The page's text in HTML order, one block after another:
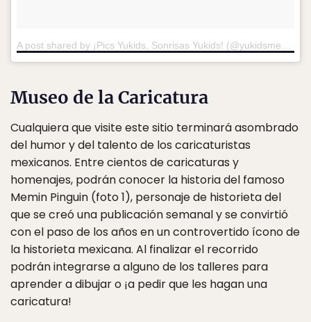
Museo de la Caricatura
Cualquiera que visite este sitio terminará asombrado
del humor y del talento de los caricaturistas
mexicanos. Entre cientos de caricaturas y
homenajes, podrán conocer la historia del famoso
Memin Pinguin (foto 1), personaje de historieta del
que se creó una publicación semanal y se convirtió
con el paso de los años en un controvertido ícono de
la historieta mexicana. Al finalizar el recorrido
podrán integrarse a alguno de los talleres para
aprender a dibujar o ¡a pedir que les hagan una
caricatura!